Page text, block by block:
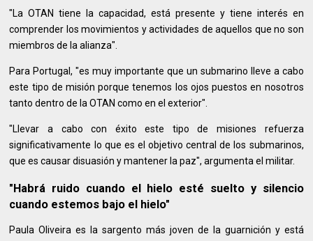
"La OTAN tiene la capacidad, está presente y tiene interés en
comprender los movimientos y actividades de aquellos que no son
miembros de la alianza".
Para Portugal, "es muy importante que un submarino lleve a cabo
este tipo de misión porque tenemos los ojos puestos en nosotros
tanto dentro de la OTAN como en el exterior".
"Llevar a cabo con éxito este tipo de misiones refuerza
significativamente lo que es el objetivo central de los submarinos,
que es causar disuasión y mantener la paz", argumenta el militar.
"Habrá ruido cuando el hielo esté suelto y silencio
cuando estemos bajo el hielo"
Paula Oliveira es la sargento más joven de la guarnición y está